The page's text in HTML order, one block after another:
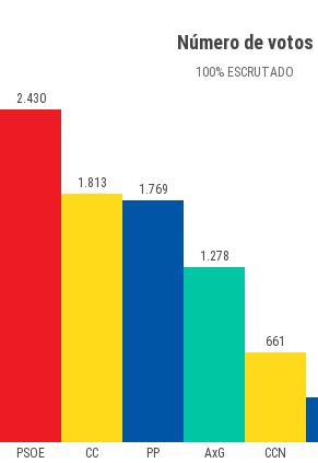
Número de votos
100% ESCRUTADO
PSOE CC PP AxG CCN
2.430
1.813 1.769
1.278
661